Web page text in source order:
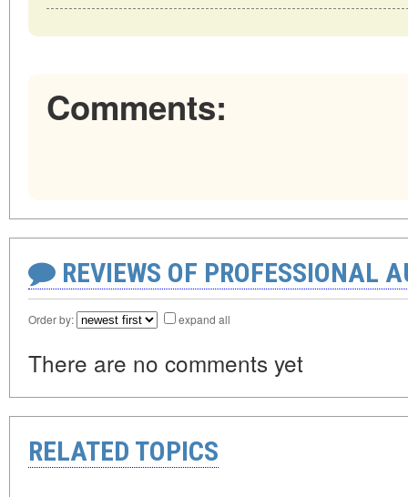
Comments:
REVIEWS OF PROFESSIONAL
Order by: expand all
There are no comments yet
RELATED TOPICS